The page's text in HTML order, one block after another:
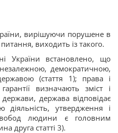
вирішуючи порушене в
виходить із такого.
України встановлено, що
демократичною,
(стаття 1); права і
визначають зміст і
держави, держава відповідає
утвердження і
людини є головним
друга статті 3).